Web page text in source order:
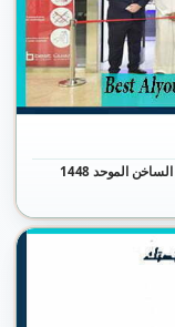
رقم خدمة عملاء بست اليوسفي Best Alyousifi الخط الساخن الموحد 1448